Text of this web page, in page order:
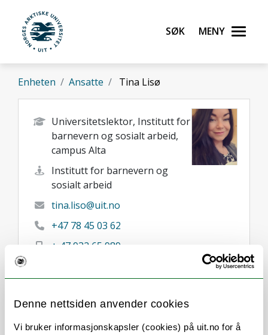
Denne nettsiden anvender cookies
Vi bruker informasjonskapsler (cookies) på uit.no for å
Gå til hovedinnhold
UiT Norges arktiske universitet
Søk Meny
Enheten Ansatte Tina Lisø
Universitetslektor, Institutt for
barnevern og sosialt arbeid,
campus Alta
Institutt for barnevern og
sosialt arbeid
tina.liso@uit.no
+47 78 45 03 62
+ 47 932 65 989